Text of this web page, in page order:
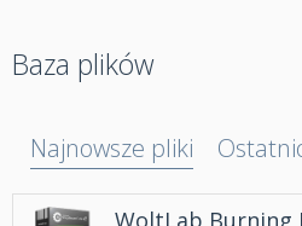
Baza plików
Najnowsze pliki
WoltLab Burning